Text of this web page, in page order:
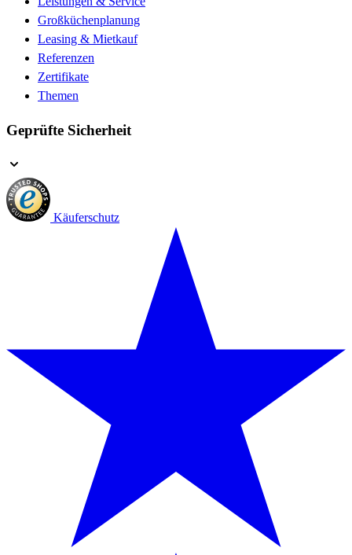
Großküchenplanung
Leasing & Mietkauf
Referenzen
Zertifikate
Themen
Geprüfte Sicherheit
Käuferschutz